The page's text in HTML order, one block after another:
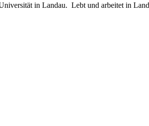
an der Universität in Landau. Lebt